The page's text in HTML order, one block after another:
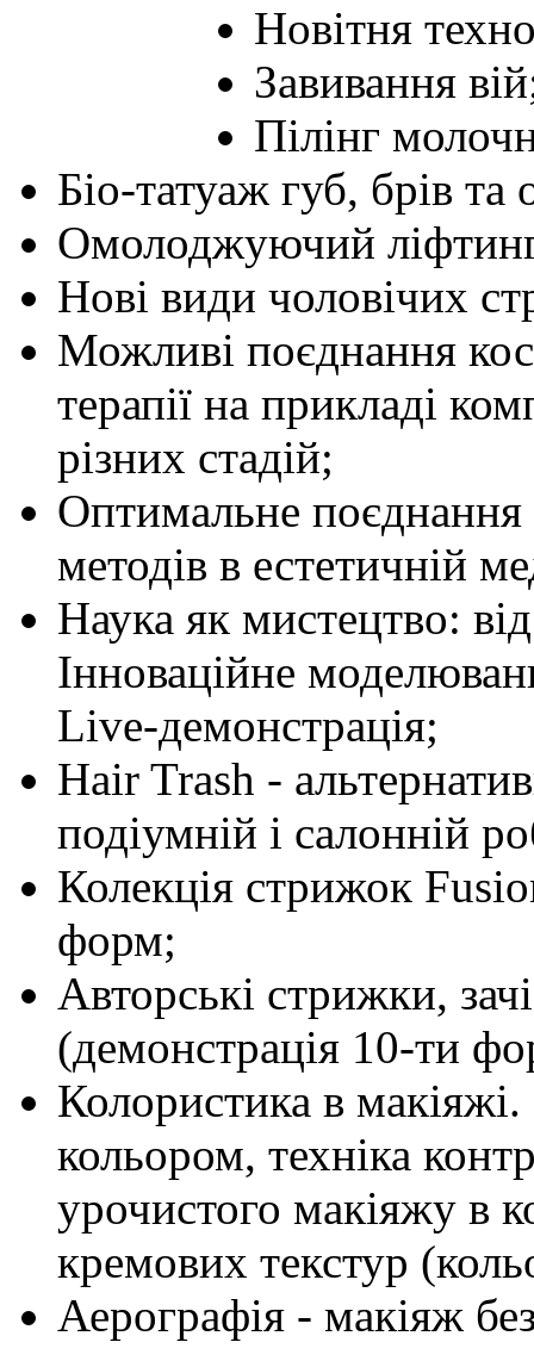
Новітня
Завивання
Пілінг
Біо-татуаж губ, брів та
Омолоджуючий
Нові види чоловічих
Можливі поєднання
терапії на прикладі
різних стадій;
Оптимальне поєднання
методів в естетичній
Наука як мистецтво:
Інноваційне
Live-демонстрація;
Hair Trash -
подіумній і салонній
Колекція стрижок
форм;
Авторські стрижки,
(демонстрація 10-ти
Колористика в
кольором, техніка
урочистого макіяжу в
кремових текстур
Аерографія - макіяж